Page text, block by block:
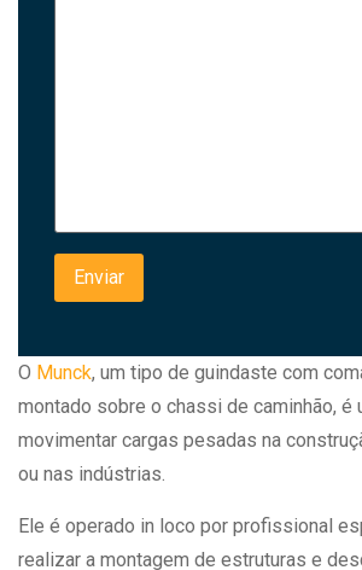
O Munck, um tipo de guindaste com
montado sobre o chassi de caminhão, é
movimentar cargas pesadas na
ou nas indústrias.
Ele é operado in loco por profissional
realizar a montagem de estruturas e